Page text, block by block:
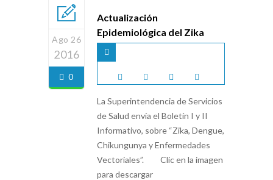
Ago 26
2016
0
Actualización
Epidemiológica del Zika
La Superintendencia de Servicios
de Salud envía el Boletín I y II
Informativo, sobre “Zika, Dengue,
Chikungunya y Enfermedades
Vectoriales”. Clic en la imagen
para descargar